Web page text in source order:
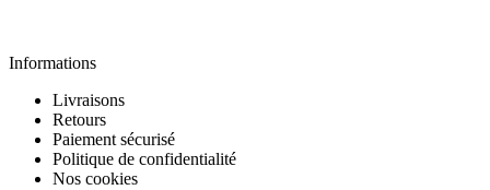
Informations
Livraisons
Retours
Paiement sécurisé
Politique de confidentialité
Nos cookies